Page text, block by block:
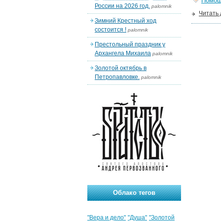
Читать
России на 2026 год. palomnik
Зимний Крестный ход
состоится ! palomnik
Престольный праздник у
Архангела Михаила palomnik
Золотой октябрь в
Петропавловке. palomnik
Облако тегов
"Вера и дело" "Душа" "Золотой